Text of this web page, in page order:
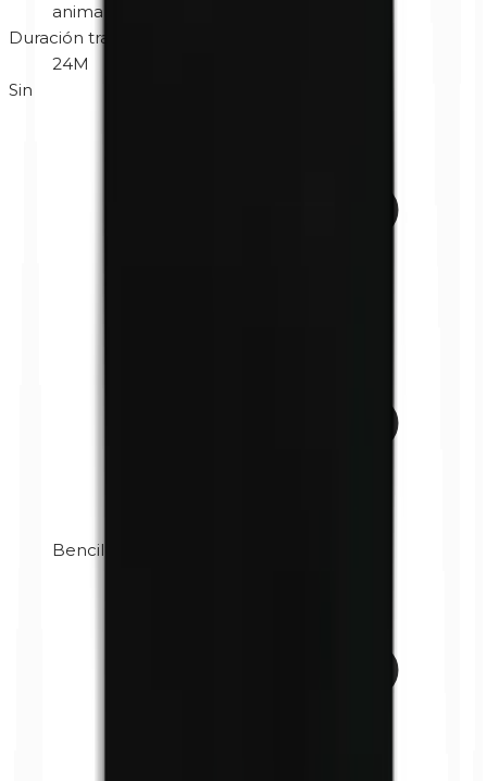
animales
Duración tras abrir
24M
Sin
Bencilparabenos